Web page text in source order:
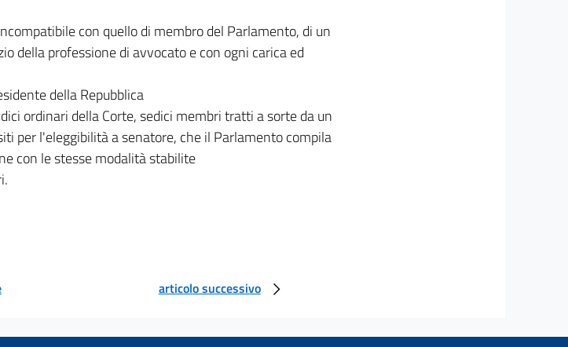
con quello di membro del Parlamento, di un
della professione di avvocato e con ogni carica ed
della Repubblica
ordinari della Corte, sedici membri tratti a sorte da un
per l'eleggibilità a senatore, che il Parlamento compila
con le stesse modalità stabilite
articolo successivo